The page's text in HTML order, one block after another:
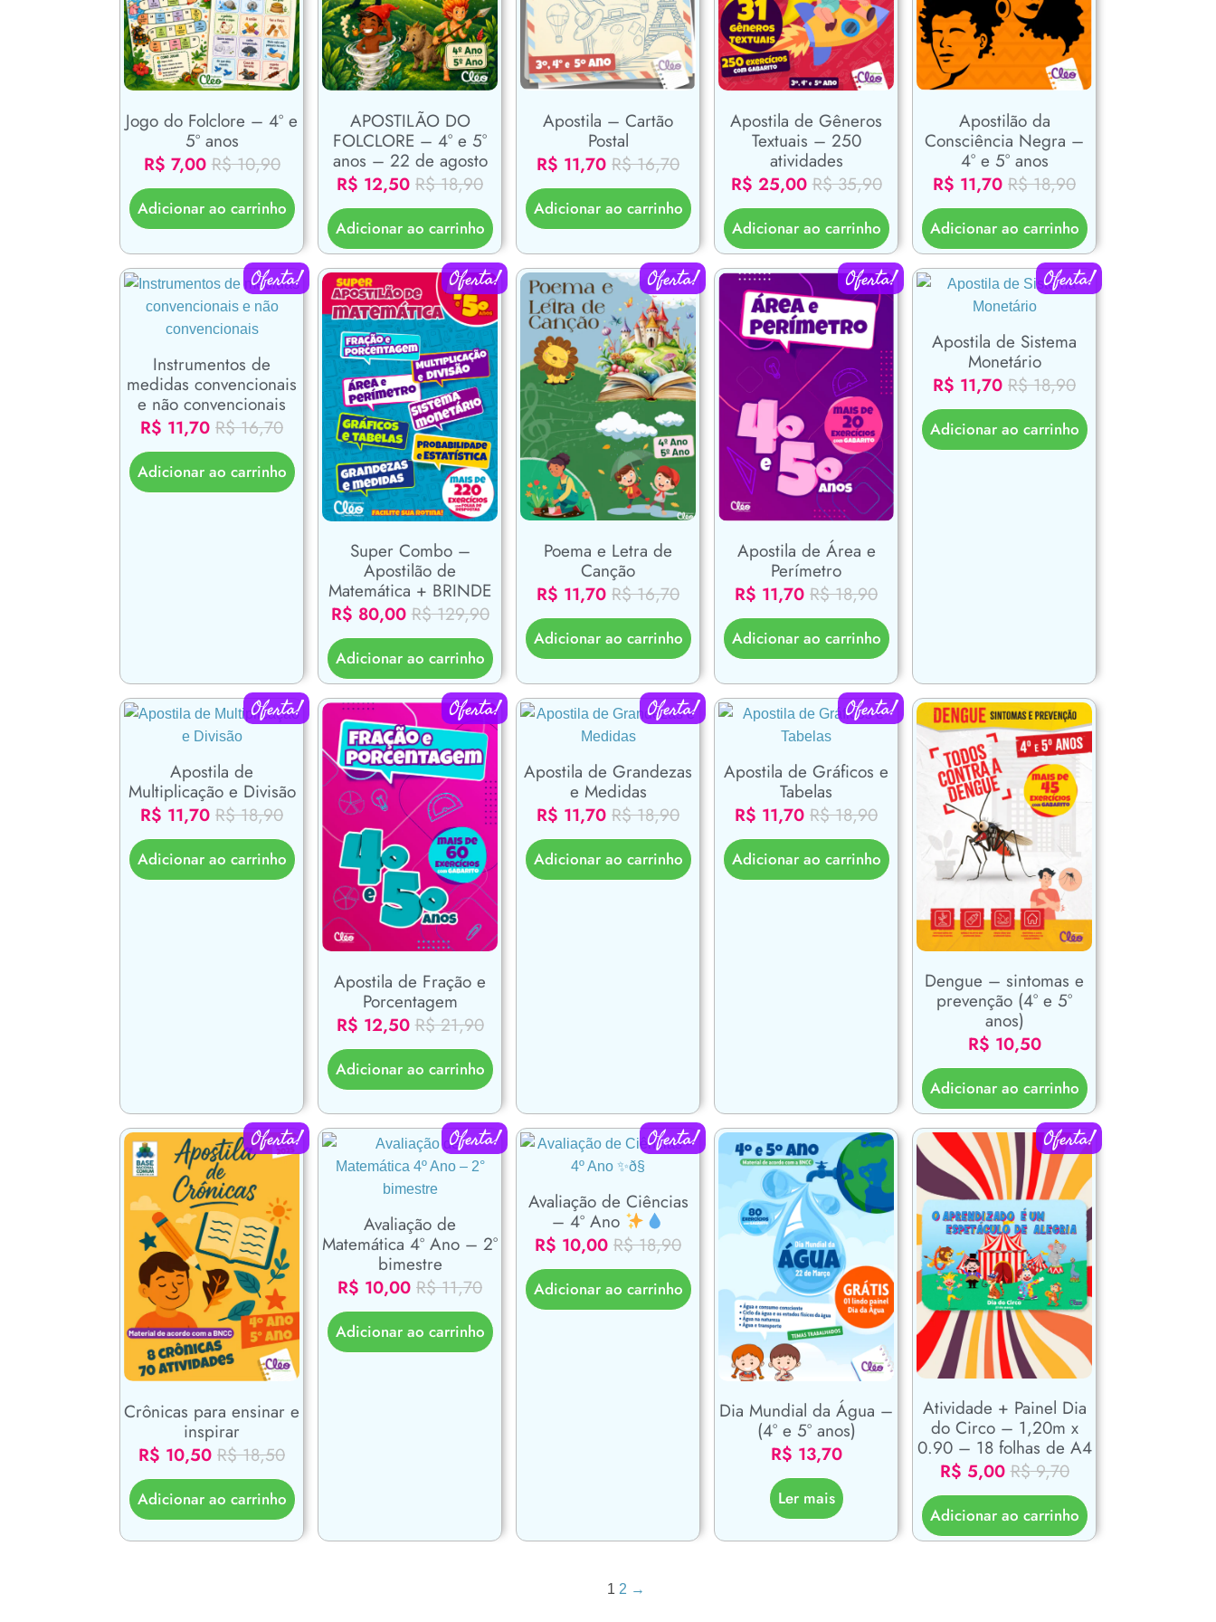
Jogo do Folclore – 4º e
5º anos
R$ 7,00 R$10,90
Adicionar ao carrinho
APOSTILÃO DO
FOLCLORE – 4° e 5°
anos – 22 de agosto
R$ 12,50 R$18,90
Adicionar ao carrinho
Apostila – Cartão
Postal
R$ 11,70 R$16,70
Adicionar ao carrinho
Apostila de Gêneros
Textuais – 250
atividades
R$ 25,00 R$35,90
Adicionar ao carrinho
Apostilão da
Consciência Negra –
4° e 5° anos
R$ 11,70 R$18,90
Adicionar ao carrinho
Oferta!
Instrumentos de
medidas convencionais
e não convencionais
R$ 11,70 R$16,70
Adicionar ao carrinho
Oferta!
Super Combo –
Apostilão de
Matemática + BRINDE
R$ 80,00 R$129,90
Adicionar ao carrinho
Oferta!
Poema e Letra de
Canção
R$ 11,70 R$16,70
Adicionar ao carrinho
Oferta!
Apostila de Área e
Perímetro
R$ 11,70 R$18,90
Adicionar ao carrinho
Oferta!
Apostila de Sistema
Monetário
R$ 11,70 R$18,90
Adicionar ao carrinho
Oferta!
Apostila de
Multiplicação e Divisão
R$ 11,70 R$18,90
Adicionar ao carrinho
Oferta!
Apostila de Fração e
Porcentagem
R$ 12,50 R$21,90
Adicionar ao carrinho
Oferta!
Apostila de Grandezas
e Medidas
R$ 11,70 R$18,90
Adicionar ao carrinho
Oferta!
Apostila de Gráficos e
Tabelas
R$ 11,70 R$18,90
Adicionar ao carrinho
Dengue – sintomas e
prevenção (4° e 5°
anos)
R$ 10,50
Adicionar ao carrinho
Oferta!
Crônicas para ensinar e
inspirar
R$ 10,50 R$18,50
Adicionar ao carrinho
Oferta!
Avaliação de
Matemática 4º Ano – 2°
bimestre
R$ 10,00 R$11,70
Adicionar ao carrinho
Oferta!
Avaliação de Ciências
– 4º Ano
R$ 10,00 R$18,90
Adicionar ao carrinho
Dia Mundial da Água –
(4° e 5° anos)
R$ 13,70
Ler mais
Oferta!
Atividade + Painel Dia
do Circo – 1,20m x
0.90 – 18 folhas de A4
R$ 5,00 R$9,70
Adicionar ao carrinho
1 2 →